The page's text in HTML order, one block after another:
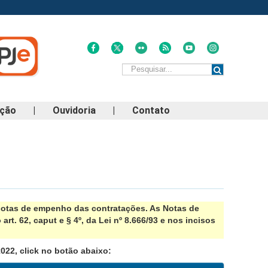
| Ouvidoria | Contato
de empenho das contratações. As Notas de
62, caput e § 4º, da Lei nº 8.666/93 e nos incisos
click no botão abaixo: